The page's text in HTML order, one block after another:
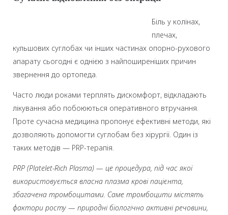
Біль у колінах,
плечах,
кульшових суглобах чи інших частинах опорно-рухового
апарату сьогодні є однією з найпоширеніших причин
звернення до ортопеда.
Часто люди роками терплять дискомфорт, відкладають
лікування або побоюються оперативного втручання.
Проте сучасна медицина пропонує ефективні методи, які
дозволяють допомогти суглобам без хірургії. Один із
таких методів — PRP-терапія.
PRP (Platelet-Rich Plasma) — це процедура, під час якої
використовується власна плазма крові пацієнта,
збагачена тромбоцитами. Саме тромбоцити містять
фактори росту — природні біологічно активні речовини,